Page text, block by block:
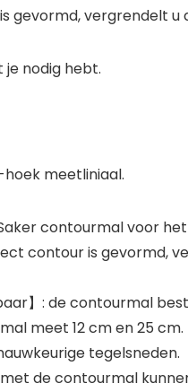
gevormd, vergrendelt
nodig hebt.
meetliniaal.
contourmal voor
contour is gevormd,
】: de contourmal
meet 12 cm en 25
tegelsneden.
de contourmal